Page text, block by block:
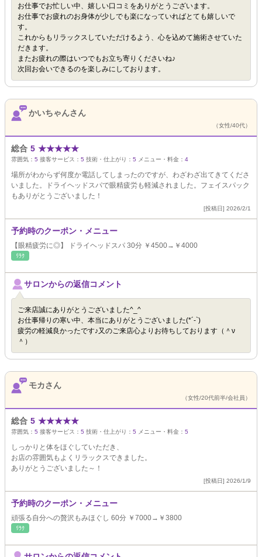
お仕事でお忙しい中、嬉しい口コミをありがとうございます。
お仕事でお疲れのお身体が少しでも楽になっていればとても嬉しいで
す。
これからもリラックスしていただけるよう、心を込めて施術させていた
だきます。
またお疲れの際はいつでもお立ち寄りくださいね♪
次回お会いできるのを楽しみにしております。
かいちゃんさん
（女性/40代）
総合 5 ★★★★★
雰囲気： 5 接客サービス： 5 技術・仕上がり： 5 メニュー・料金： 4
場所がわからず何度か電話してしまったのですが、わざわざ出てきてくださ
いました。ドライヘッドスパで眼精疲労も軽減されました。フェイスパック
もありがとうございました！
[投稿日] 2026/2/1
予約時のクーポン・メニュー
【眼精疲労に◎】 ドライヘッドスパ 30分 ￥4500→￥4000
ﾘﾗｸ
サロンからの返信コメント
ご来店誠にありがとうございました^_^
お仕事帰りの寒い中、本当にありがとうございました(*´-`)
疲労の軽減良かったです♪又のご来店心よりお待ちしております（＾ν
＾）
モカさん
（女性/20代前半/会社員）
総合 5 ★★★★★
雰囲気： 5 接客サービス： 5 技術・仕上がり： 5 メニュー・料金： 5
しっかりと体をほぐしていただき、
お店の雰囲気もよくリラックスできました。
ありがとうございました～！
[投稿日] 2026/1/9
予約時のクーポン・メニュー
頑張る自分への贅沢もみほぐし 60分 ￥7000→￥3800
ﾘﾗｸ